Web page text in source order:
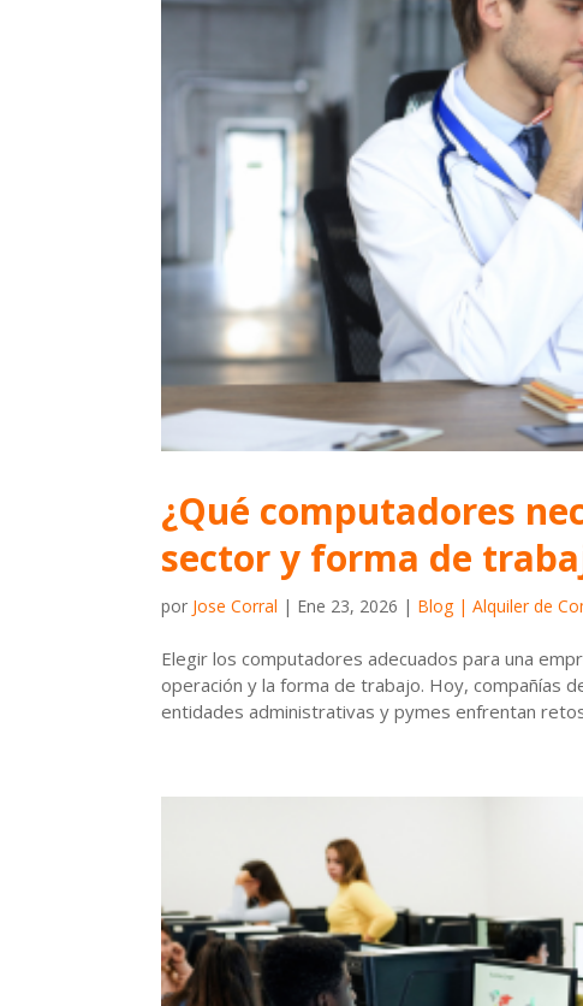
¿Qué computadores
sector y forma de
por Jose Corral | Ene 23, 2026 | Blog | Alquiler de
Elegir los computadores adecuados para una
operación y la forma de trabajo. Hoy, compañías
entidades administrativas y pymes enfrentan